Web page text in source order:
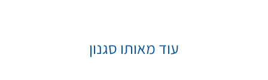
עוד מאותו סגנון